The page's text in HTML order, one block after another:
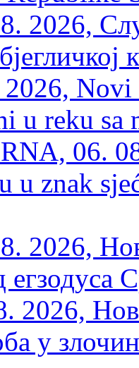
2026,
Novi
u reku sa
06.
u znak
2026,
егзодуса
2026,
у